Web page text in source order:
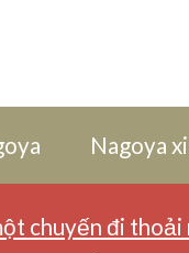
Nagoya
chuyến đi